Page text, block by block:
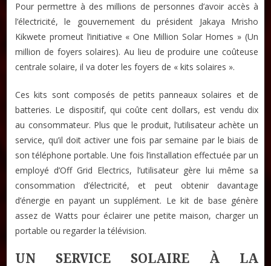
Pour permettre à des millions de personnes d’avoir accès à
l’électricité, le gouvernement du président Jakaya Mrisho
Kikwete promeut l’initiative « One Million Solar Homes » (Un
million de foyers solaires). Au lieu de produire une coûteuse
centrale solaire, il va doter les foyers de « kits solaires ».
Ces kits sont composés de petits panneaux solaires et de
batteries. Le dispositif, qui coûte cent dollars, est vendu dix
au consommateur. Plus que le produit, l’utilisateur achète un
service, qu’il doit activer une fois par semaine par le biais de
son téléphone portable. Une fois l’installation effectuée par un
employé d’Off Grid Electrics, l’utilisateur gère lui même sa
consommation d’électricité, et peut obtenir davantage
d’énergie en payant un supplément. Le kit de base génère
assez de Watts pour éclairer une petite maison, charger un
portable ou regarder la télévision.
UN SERVICE SOLAIRE À LA